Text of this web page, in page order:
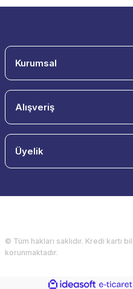
Kurumsal
Alışveriş
Üyelik
© Tüm hakları saklıdır. Kredi kartı
korunmaktadır.
ideasoft